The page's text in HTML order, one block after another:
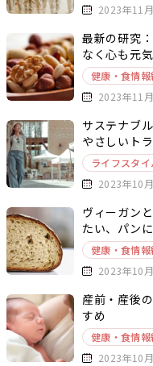
2023年11
最新の研究
なく心も元気
健康・食情
2023年11
サステナブ
やさしいト
ライフスタイ
2023年10
ヴィーガン
たい、パン
健康・食情
2023年10
産前・産後
すめ
健康・食情
2023年10